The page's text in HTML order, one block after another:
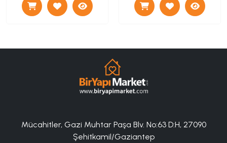
Mücahitler, Gazi Muhtar Paşa Blv. No:63 D:H, 27090
Şehitkamil/Gaziantep